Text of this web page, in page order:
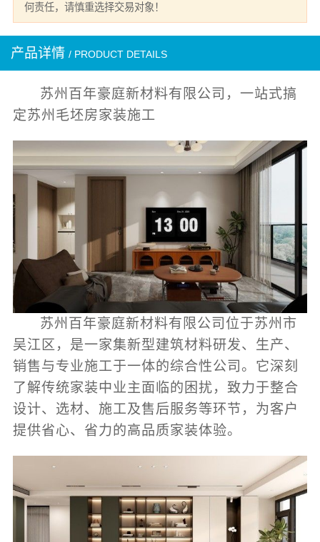
何责任，请慎重选择交易对象！
产品详情 / PRODUCT DETAILS
苏州百年豪庭新材料有限公司，一站式搞
定苏州毛坯房家装施工
苏州百年豪庭新材料有限公司位于苏州市
吴江区，是一家集新型建筑材料研发、生产、
销售与专业施工于一体的综合性公司。它深刻
了解传统家装中业主面临的困扰，致力于整合
设计、选材、施工及售后服务等环节，为客户
提供省心、省力的高品质家装体验。